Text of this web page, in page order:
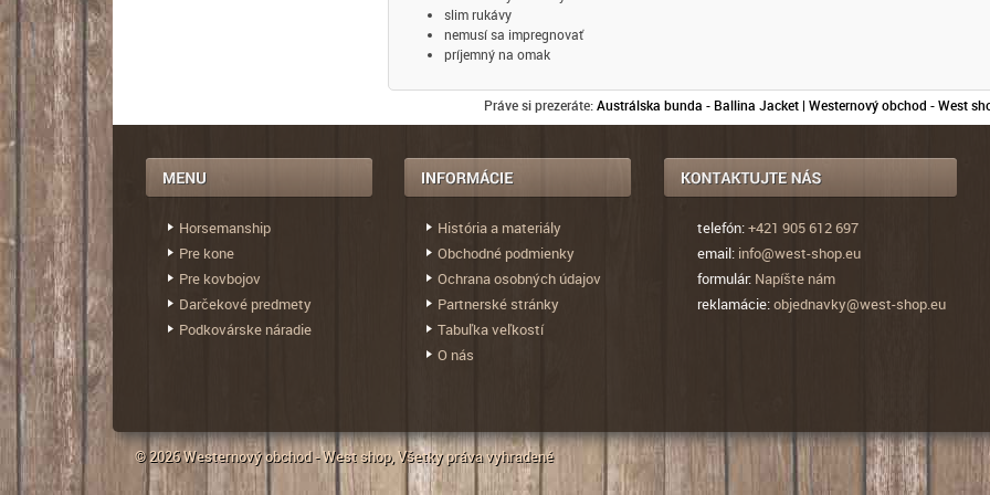
slim rukávy
nemusí sa impregnovať
príjemný na omak
Práve si prezeráte:Austrálska bunda - Ballina Jacket | Westernový obchod - West
Horsemanship
Pre kone
Pre kovbojov
Darčekové predmety
Podkovárske náradie
História a materiály
Obchodné podmienky
Ochrana osobných údajov
Partnerské stránky
Tabuľka veľkostí
O nás
telefón:+421 905 612 697
email: info@west-shop.eu
formulár: Napíšte nám
reklamácie:objednavky@west-shop.eu
© 2026Westernový obchod - West shop, Všetky práva vyhradené